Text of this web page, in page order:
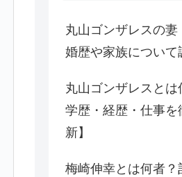
丸山ゴンザレスの
婚歴や家族について
丸山ゴンザレスとは
学歴・経歴・仕事
新】
梅崎伸幸とは何者？